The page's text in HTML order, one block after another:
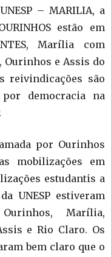
– MARILIA, a
estão em
Marília com
Ourinhos e Assis do
reivindicações são
democracia na
por Ourinhos
mobilizações em
estudantis a
UNESP estiveram
Marília,
e Rio Claro. Os
bem claro que o